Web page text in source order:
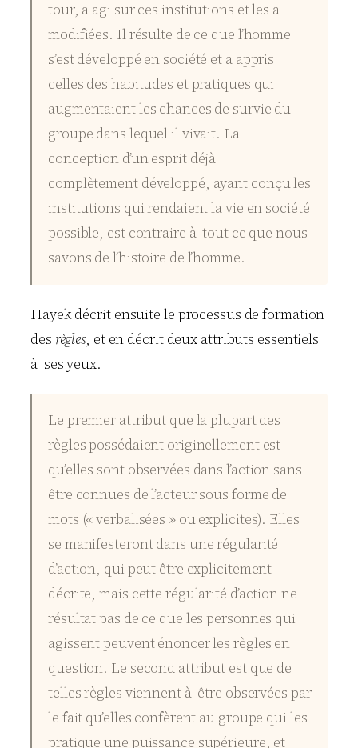
tour, a agi sur ces institutions et les a
modifiées. Il résulte de ce que l’homme
s’est développé en société et a appris
celles des habitudes et pratiques qui
augmentaient les chances de survie du
groupe dans lequel il vivait. La
conception d’un esprit déjà
complètement développé, ayant conçu les
institutions qui rendaient la vie en société
possible, est contraire à tout ce que nous
savons de l’histoire de l’homme.
Hayekdécrit ensuite le processus de formation
des règles, et en décrit deux attributs essentiels
à ses yeux.
Le premier attribut que la plupart des
règles possédaient originellement est
qu’elles sont observées dans l’action sans
être connues de l’acteur sous forme de
mots (« verbalisées » ou explicites). Elles
se manifesteront dans une régularité
d’action, qui peut être explicitement
décrite, mais cette régularité d’action ne
résultat pas de ce que les personnes qui
agissent peuvent énoncer les règles en
question. Le second attribut est que de
telles règles viennent à être observées par
le fait qu’elles confèrent au groupe qui les
pratique une puissance supérieure, et